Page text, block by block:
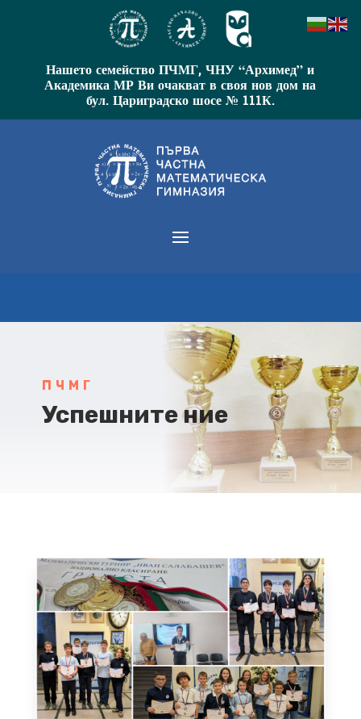
Нашето семейство ПЧМГ, ЧНУ “Архимед” и
Академика МР Ви очакват в своя нов дом на
бул. Цариградско шосе № 111К.
ПЧМГ
Успешните ние